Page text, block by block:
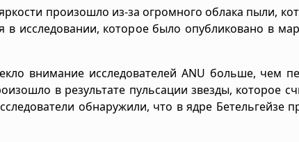
произошло из-за огромного облака пыли,
в исследовании, которое было опубликовано в
внимание исследователей ANU больше, чем
в результате пульсации звезды, которое
обнаружили, что в ядре Бетельгейзе